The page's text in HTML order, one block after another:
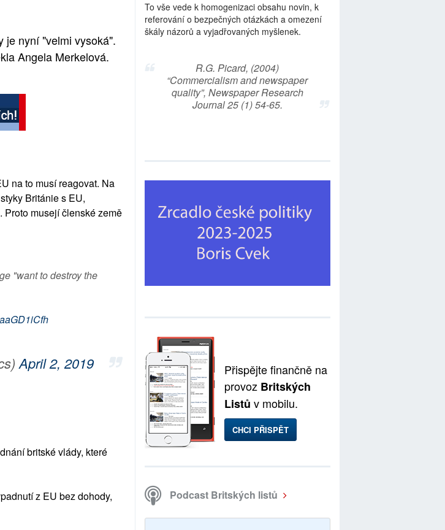
je nyní "velmi vysoká".
Angela Merkelová.
na to musí reagovat. Na
Británie s EU,
Proto musejí členské země
"want to destroy the
April 2, 2019
britské vlády, které
z EU bez dohody,
To vše vede k homogenizaci obsahu novin, k
referování o bezpečných otázkách a omezení
škály názorů a vyjadřovaných myšlenek.
R.G. Picard, (2004)
“Commercialism and newspaper
quality”, Newspaper Research
Journal 25 (1) 54-65.
Přispějte finančně na
provoz Britských
Listů v mobilu.
CHCI PŘISPĚT
Podcast Britských listů